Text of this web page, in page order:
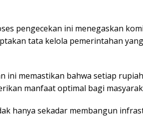
pengecekan ini menegaskan
tata kelola pemerintahan
ini memastikan bahwa setiap
manfaat optimal bagi
hanya sekadar membangun